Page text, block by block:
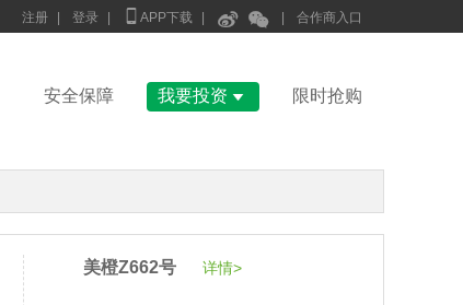
注册 登录  APP下载   合作商入口
安全保障 我要投资  限时抢购
美橙Z662号 详情>